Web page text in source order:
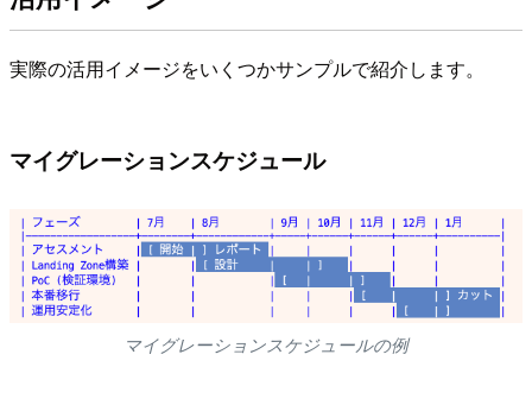
実際の活用イメージをいくつかサンプルで紹介します。
マイグレーションスケジュール
マイグレーションスケジュールの例